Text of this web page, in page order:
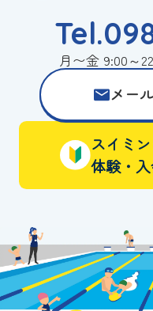
月〜金 9:00～
メー
スイミ
体験・